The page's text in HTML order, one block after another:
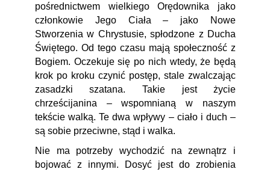
pośrednictwem wielkiego Orędownika jako
członkowie Jego Ciała – jako Nowe
Stworzenia w Chrystusie, spłodzone z Ducha
Świętego. Od tego czasu mają społeczność z
Bogiem. Oczekuje się po nich wtedy, że będą
krok po kroku czynić postęp, stale zwalczając
zasadzki szatana. Takie jest życie
chrześcijanina – wspomnianą w naszym
tekście walką. Te dwa wpływy – ciało i duch –
są sobie przeciwne, stąd i walka.
Nie ma potrzeby wychodzić na zewnątrz i
bojować z innymi. Dosyć jest do zrobienia